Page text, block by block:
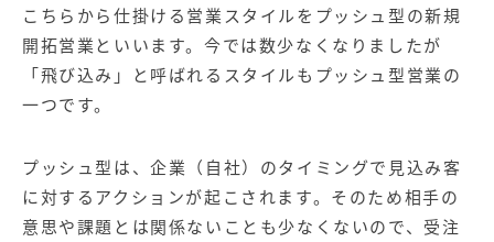
こちらから仕掛ける営業スタイルをプッシュ型の新規
開拓営業といいます。今では数少なくなりましたが
「飛び込み」と呼ばれるスタイルもプッシュ型営業の
一つです。
プッシュ型は、企業（自社）のタイミングで見込み客
に対するアクションが起こされます。そのため相手の
意思や課題とは関係ないことも少なくないので、受注